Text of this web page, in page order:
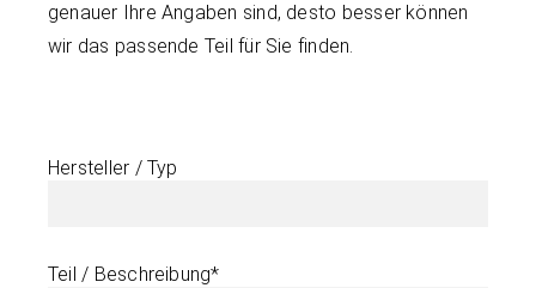
genauer Ihre Angaben sind, desto besser können
wir das passende Teil für Sie finden.
Hersteller / Typ
Teil / Beschreibung*